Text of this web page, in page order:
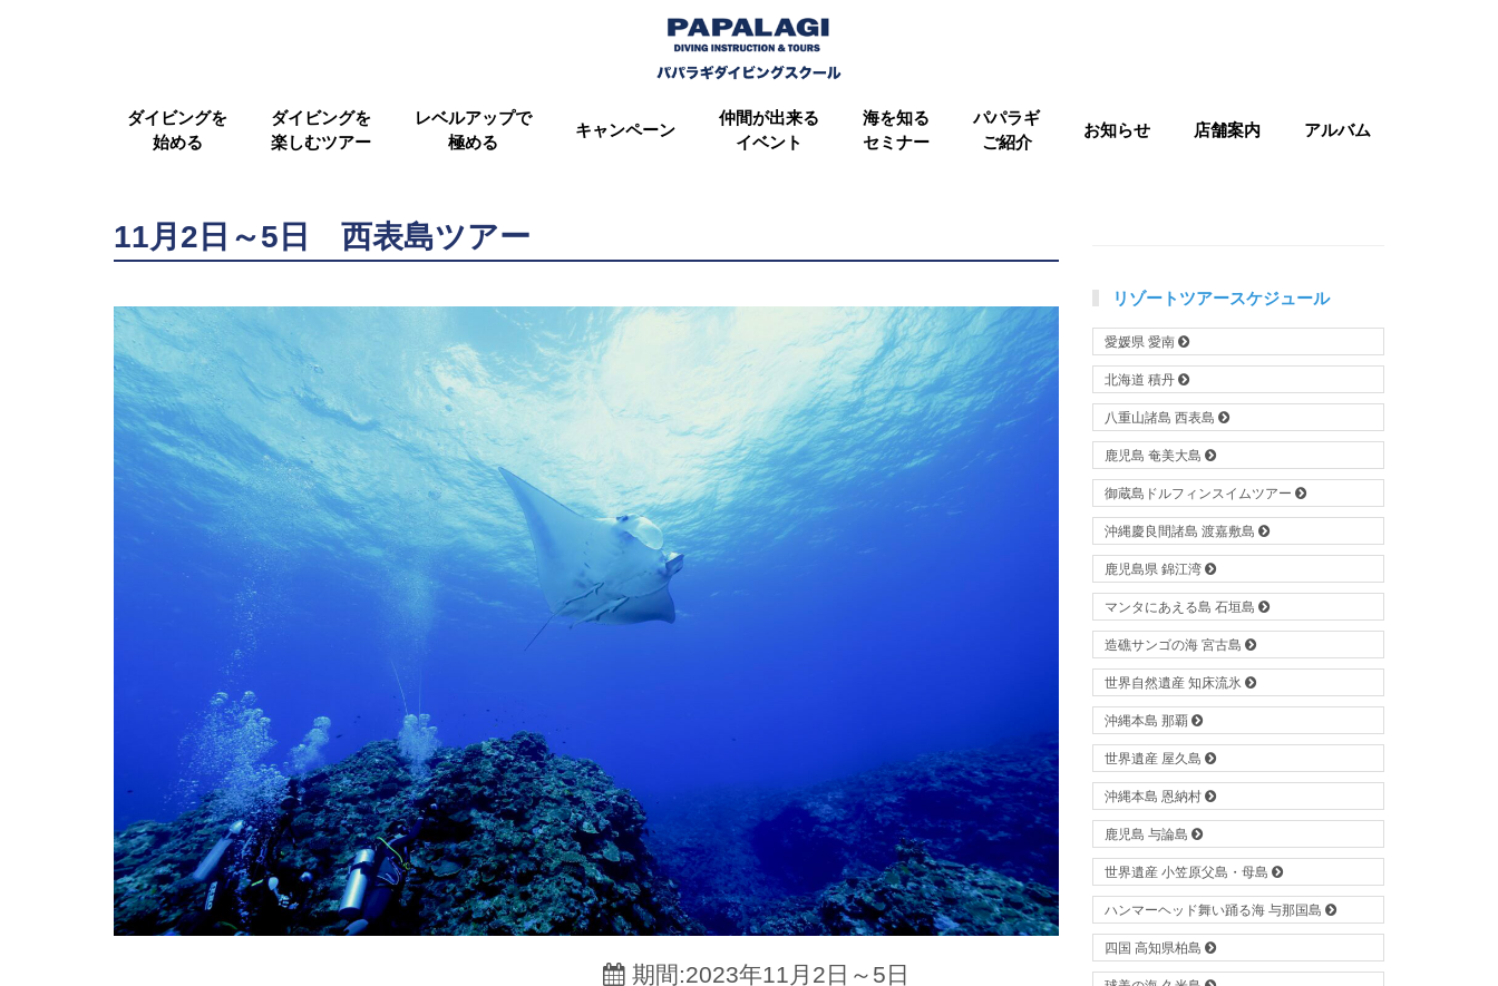
ダイビングを
始める
ダイビングを
楽しむツアー
レベルアップで
極める
キャンペーン
仲間が出来る
イベント
海を知る
セミナー
パパラギ
ご紹介
お知らせ 店舗案内 アルバム
11月2日～5日 西表島ツアー
期間:2023年11月2日～5日
リゾートツアースケジュール
愛媛県 愛南
北海道 積丹
八重山諸島 西表島
鹿児島 奄美大島
御蔵島ドルフィンスイムツアー
沖縄慶良間諸島 渡嘉敷島
鹿児島県 錦江湾
マンタにあえる島 石垣島
造礁サンゴの海 宮古島
世界自然遺産 知床流氷
沖縄本島 那覇
世界遺産 屋久島
沖縄本島 恩納村
鹿児島 与論島
世界遺産 小笠原父島・母島
ハンマーヘッド舞い踊る海 与那国島
四国 高知県柏島